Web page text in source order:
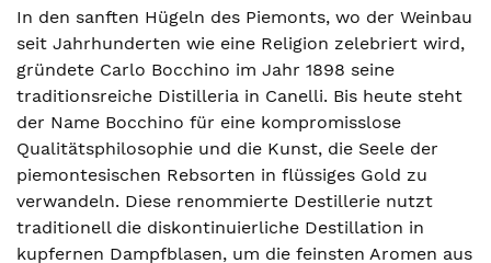
In den sanften Hügeln des Piemonts, wo der Weinbau
seit Jahrhunderten wie eine Religion zelebriert wird,
gründete Carlo Bocchino im Jahr 1898 seine
traditionsreiche Distilleria in Canelli. Bis heute steht
der Name Bocchino für eine kompromisslose
Qualitätsphilosophie und die Kunst, die Seele der
piemontesischen Rebsorten in flüssiges Gold zu
verwandeln. Diese renommierte Destillerie nutzt
traditionell die diskontinuierliche Destillation in
kupfernen Dampfblasen, um die feinsten Aromen aus